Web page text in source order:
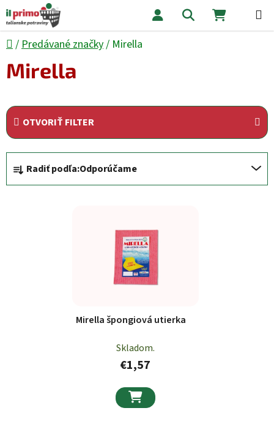
Prejsť na obsah Hľadať
Domov
/ Predávané značky/ Mirella
Mirella
OTVORIŤ FILTER
Radenie produktov
Radiť podľa:Odporúčame
Mirella špongiová utierka
Skladom.
€1,57
